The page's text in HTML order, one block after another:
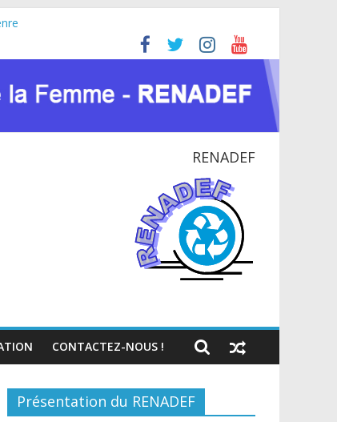
la paix et le dialogue national
et des crises humanitaires
RENADEF
CONTACTEZ-NOUS !
Présentation du RENADEF